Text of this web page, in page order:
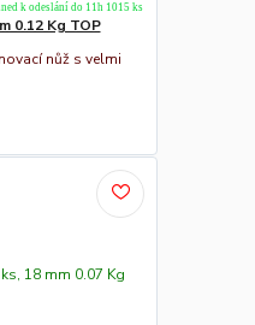
0.12 Kg TOP
nůž s velmi
k odeslání do 11h 1015 ks